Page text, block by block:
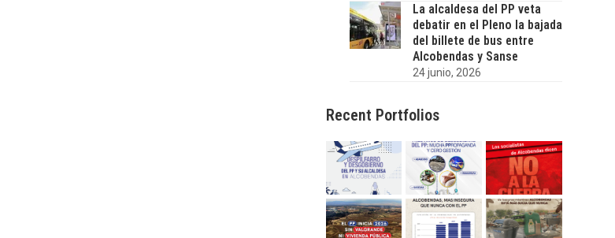
La alcaldesa del PP veta
debatir en el Pleno la bajada
del billete de bus entre
Alcobendas y Sanse
24 junio, 2026
Recent Portfolios